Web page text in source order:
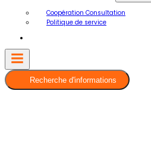
Coopération Consultation
Politique de service
Recherche d'informations